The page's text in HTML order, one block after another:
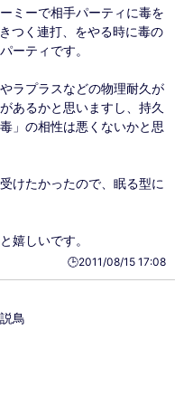
ミーで相手パーティに毒を
つく連打、をやる時に毒の
ーティです。
ラプラスなどの物理耐久が
あるかと思いますし、持久
」の相性は悪くないかと思
けたかったので、眠る型に
嬉しいです。
🕒️2011/08/15 17:08
鳥